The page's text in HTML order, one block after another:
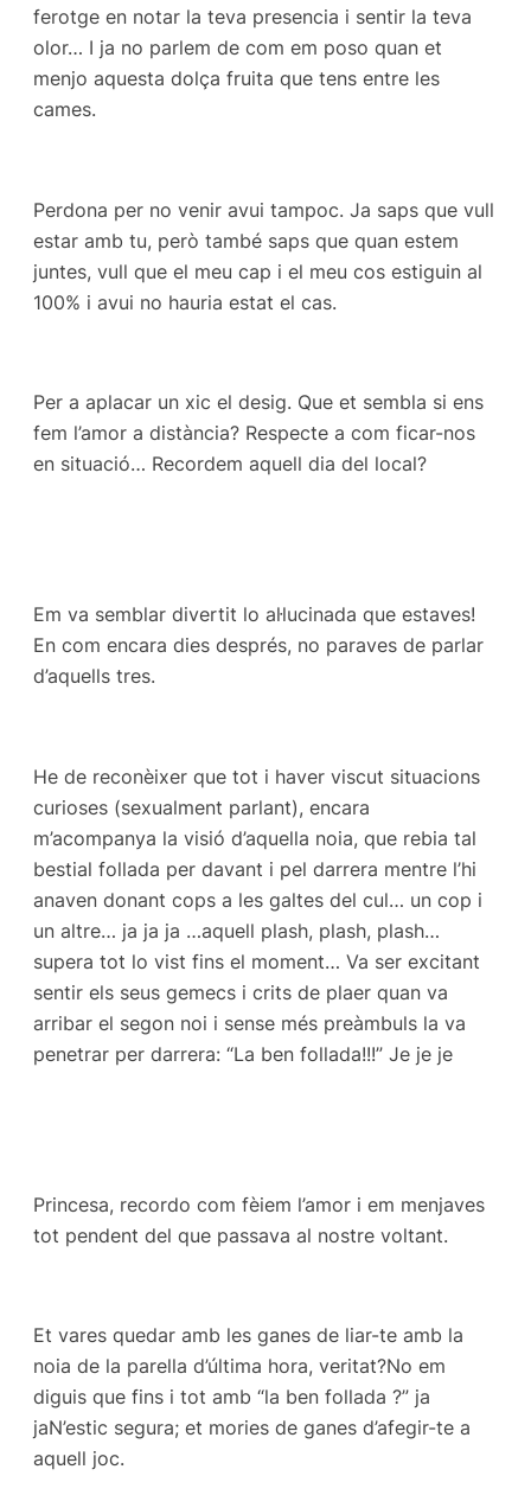
ferotge en notar la teva presencia i sentir la teva
olor… I ja no parlem de com em poso quan et
menjo aquesta dolça fruita que tens entre les
cames.
Perdona per no venir avui tampoc. Ja saps que vull
estar amb tu, però també saps que quan estem
juntes, vull que el meu cap i el meu cos estiguin al
100% i avui no hauria estat el cas.
Per a aplacar un xic el desig. Que et sembla si ens
fem l’amor a distància? Respecte a com ficar-nos
en situació… Recordem aquell dia del local?
Em va semblar divertit lo al·lucinada que estaves!
En com encara dies després, no paraves de parlar
d’aquells tres.
He de reconèixer que tot i haver viscut situacions
curioses (sexualment parlant), encara
m’acompanya la visió d’aquella noia, que rebia tal
bestial follada per davant i pel darrera mentre l’hi
anaven donant cops a les galtes del cul… un cop i
un altre… ja ja ja …aquell plash, plash, plash…
supera tot lo vist fins el moment… Va ser excitant
sentir els seus gemecs i crits de plaer quan va
arribar el segon noi i sense més preàmbuls la va
penetrar per darrera: “La ben follada!!!” Je je je
Princesa, recordo com fèiem l’amor i em menjaves
tot pendent del que passava al nostre voltant.
Et vares quedar amb les ganes de liar-te amb la
noia de la parella d’última hora, veritat?No em
diguis que fins i tot amb “la ben follada ?” ja
jaN’estic segura; et mories de ganes d’afegir-te a
aquell joc.